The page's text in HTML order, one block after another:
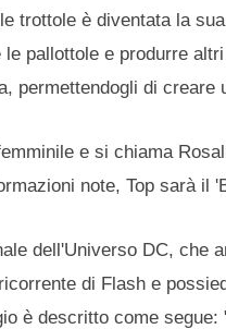
trottole è diventata la
pallottole e produrre
permettendogli di
e si chiama
note, Top sarà il
dell'Universo DC, che
di Flash e
è descritto come